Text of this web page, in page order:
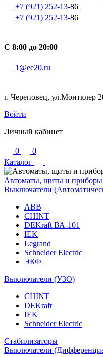
+7 (921) 252-13-86
+7 (921) 252-13-86
С 8:00 до 20:00
1@ee20.ru
г. Череповец, ул.Монтклер
Войти
Личный кабинет
0
0
Каталог
Автоматы, щиты и приборы
Выключатели
ABB
CHINT
DEKraft ВА-101
IEK
Legrand
Schneider Electric
ЭКФ
Выключатели (УЗО)
CHINT
DEKraft
IEK
Schneider Electric
Стабилизаторы
Выключатели